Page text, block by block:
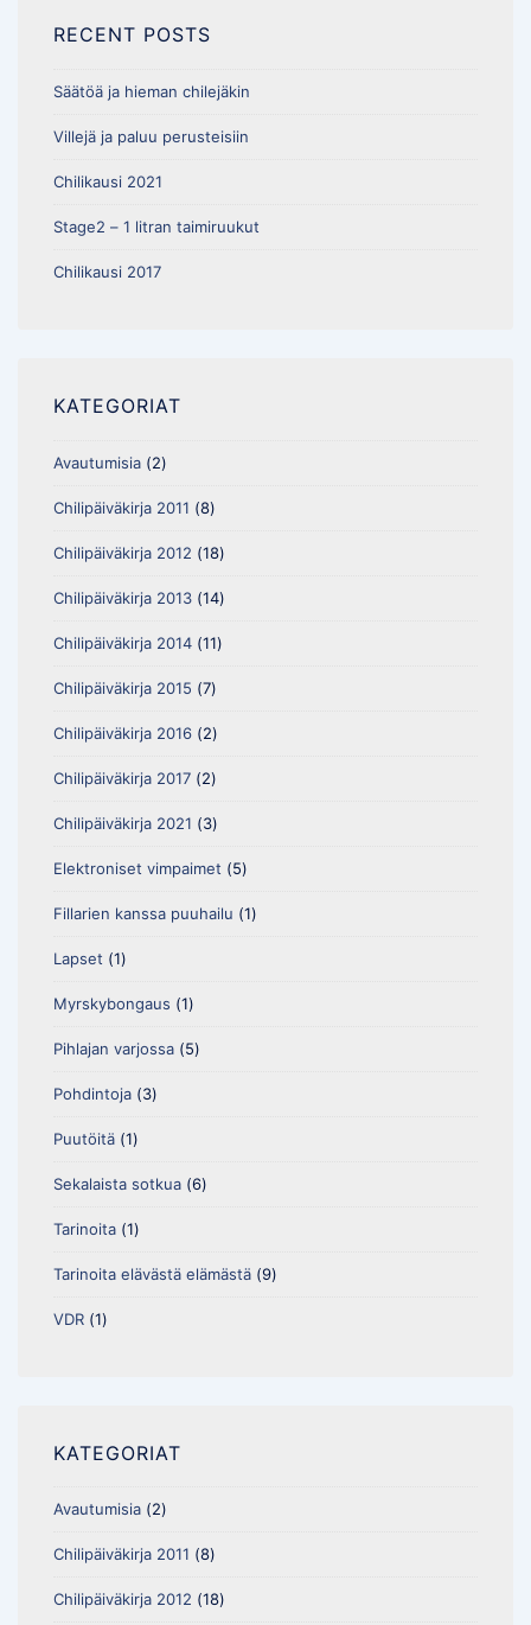
RECENT POSTS
Säätöä ja hieman chilejäkin
Villejä ja paluu perusteisiin
Chilikausi 2021
Stage2 – 1 litran taimiruukut
Chilikausi 2017
KATEGORIAT
Avautumisia (2)
Chilipäiväkirja 2011 (8)
Chilipäiväkirja 2012 (18)
Chilipäiväkirja 2013 (14)
Chilipäiväkirja 2014 (11)
Chilipäiväkirja 2015 (7)
Chilipäiväkirja 2016 (2)
Chilipäiväkirja 2017 (2)
Chilipäiväkirja 2021 (3)
Elektroniset vimpaimet (5)
Fillarien kanssa puuhailu (1)
Lapset (1)
Myrskybongaus (1)
Pihlajan varjossa (5)
Pohdintoja (3)
Puutöitä (1)
Sekalaista sotkua (6)
Tarinoita (1)
Tarinoita elävästä elämästä (9)
VDR (1)
KATEGORIAT
Avautumisia (2)
Chilipäiväkirja 2011 (8)
Chilipäiväkirja 2012 (18)